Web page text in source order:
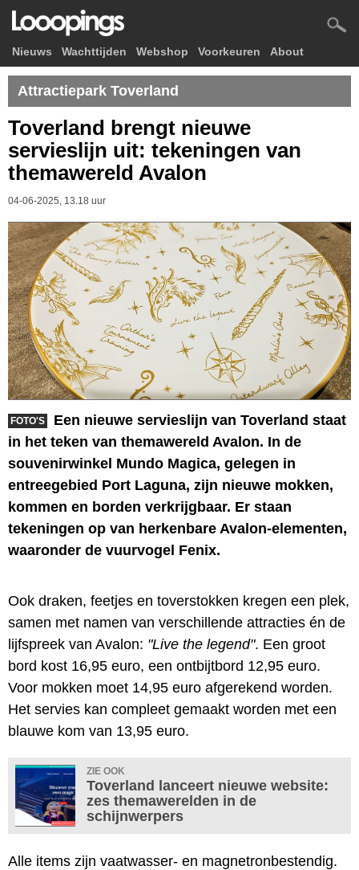
Nieuws Wachttijden Webshop Voorkeuren About
Attractiepark Toverland
Toverland brengt nieuwe
servieslijn uit: tekeningen van
themawereld Avalon
04-06-2025, 13.18 uur
FOTO'S
Een nieuwe servieslijn van Toverland staat
in het teken van themawereld Avalon. In de
souvenirwinkel Mundo Magica, gelegen in
entreegebied Port Laguna, zijn nieuwe mokken,
kommen en borden verkrijgbaar. Er staan
tekeningen op van herkenbare Avalon-elementen,
waaronder de vuurvogel Fenix.
Ook draken, feetjes en toverstokken kregen een plek,
samen met namen van verschillende attracties én de
lijfspreek van Avalon: "Live the legend". Een groot
bord kost 16,95 euro, een ontbijtbord 12,95 euro.
Voor mokken moet 14,95 euro afgerekend worden.
Het servies kan compleet gemaakt worden met een
blauwe kom van 13,95 euro.
ZIE OOK
Toverland lanceert nieuwe website:
zes themawerelden in de
schijnwerpers
Alle items zijn vaatwasser- en magnetronbestendig.